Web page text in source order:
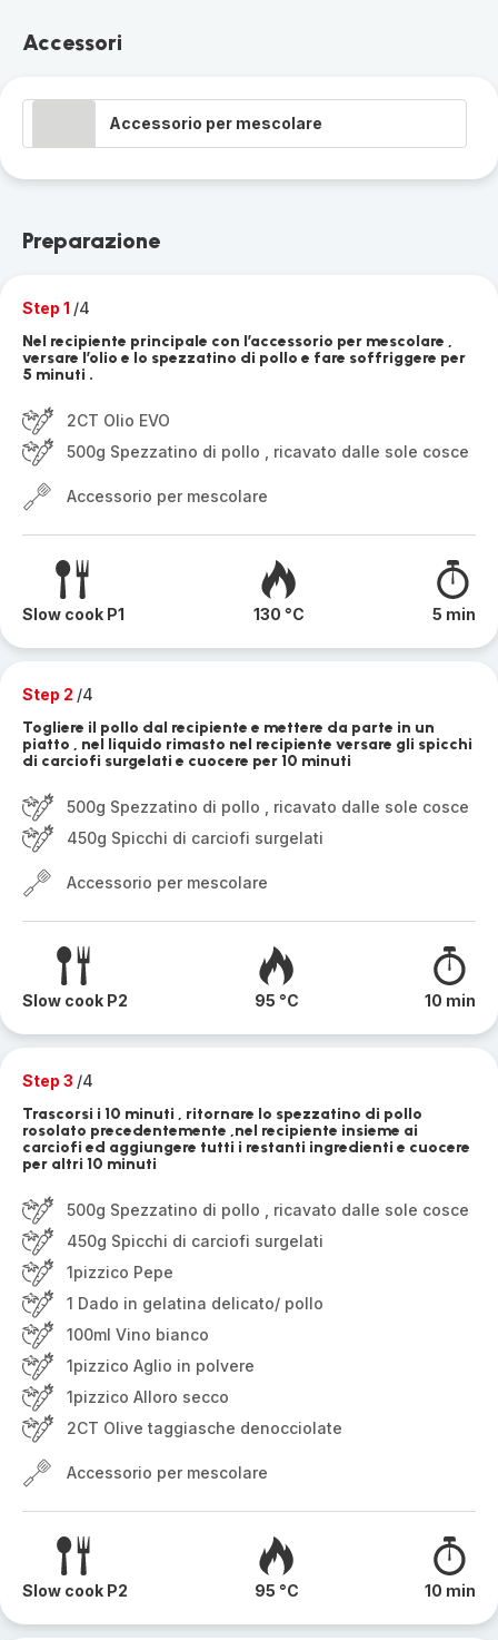
Accessori
Accessorio per mescolare
Preparazione
Step 1 /4
Nel recipiente principale con l’accessorio per mescolare ,
versare l’olio e lo spezzatino di pollo e fare soffriggere per
5 minuti .
2CT Olio EVO
500g Spezzatino di pollo , ricavato dalle sole cosce
Accessorio per mescolare
Slow cook P1 130 °C 5 min
Step 2 /4
Togliere il pollo dal recipiente e mettere da parte in un
piatto , nel liquido rimasto nel recipiente versare gli spicchi
di carciofi surgelati e cuocere per 10 minuti
500g Spezzatino di pollo , ricavato dalle sole cosce
450g Spicchi di carciofi surgelati
Accessorio per mescolare
Slow cook P2 95 °C 10 min
Step 3 /4
Trascorsi i 10 minuti , ritornare lo spezzatino di pollo
rosolato precedentemente ,nel recipiente insieme ai
carciofi ed aggiungere tutti i restanti ingredienti e cuocere
per altri 10 minuti
500g Spezzatino di pollo , ricavato dalle sole cosce
450g Spicchi di carciofi surgelati
1pizzico Pepe
1 Dado in gelatina delicato/ pollo
100ml Vino bianco
1pizzico Aglio in polvere
1pizzico Alloro secco
2CT Olive taggiasche denocciolate
Accessorio per mescolare
Slow cook P2 95 °C 10 min